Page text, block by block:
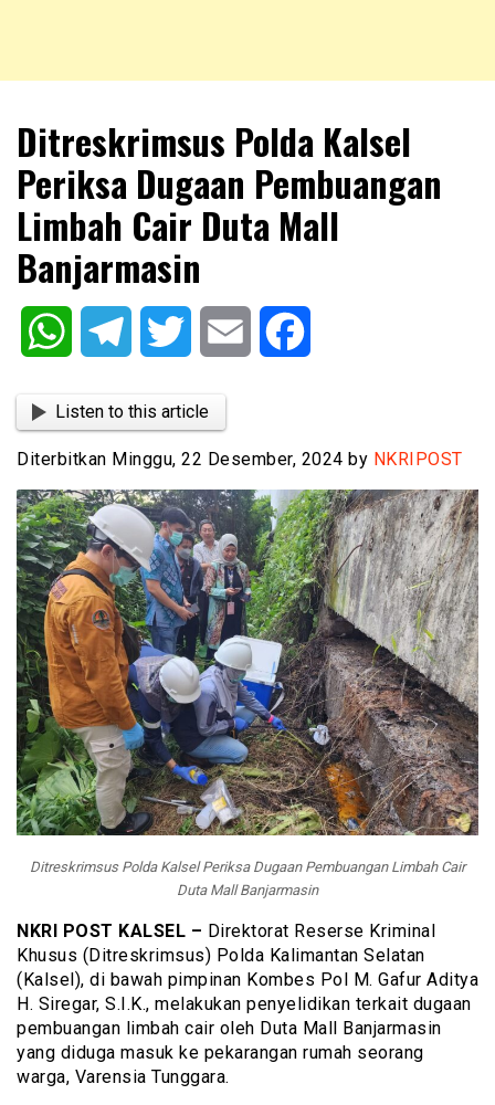
NKRIPOST
Ditreskrimsus Polda Kalsel
Periksa Dugaan Pembuangan
Limbah Cair Duta Mall
Banjarmasin
WhatsAppTelegram Twitter Email
Listen to this article
Diterbitkan Minggu, 22 Desember, 2024 by NKRIPOST
Ditreskrimsus Polda Kalsel Periksa Dugaan Pembuangan Limbah Cair
Duta Mall Banjarmasin
NKRI POST KALSEL – Direktorat Reserse Kriminal
Khusus (Ditreskrimsus) Polda Kalimantan Selatan
(Kalsel), di bawah pimpinan Kombes Pol M. Gafur Aditya
H. Siregar, S.I.K., melakukan penyelidikan terkait dugaan
pembuangan limbah cair oleh Duta Mall Banjarmasin
yang diduga masuk ke pekarangan rumah seorang
warga, Varensia Tunggara.